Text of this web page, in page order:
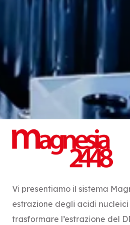
Vi presentiamo il sistema
estrazione degli acidi nucleici
trasformare l’estrazione del